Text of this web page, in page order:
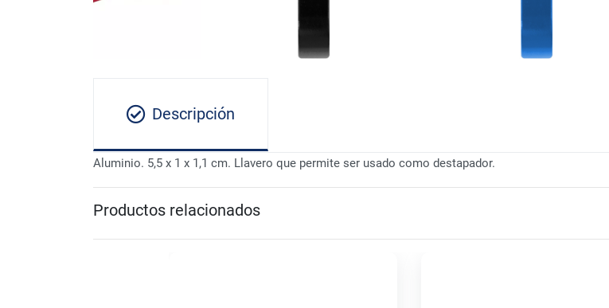
Descripción
Aluminio. 5,5 x 1 x 1,1 cm. Llavero que permite ser usado como destapador.
Productos relacionados